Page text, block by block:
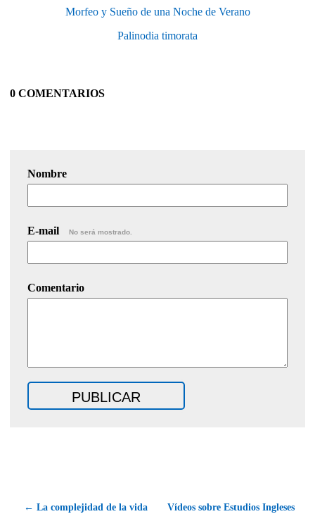
Morfeo y Sueño de una Noche de Verano
Palinodia timorata
0 COMENTARIOS
Nombre
E-mail No será mostrado.
Comentario
← La complejidad de la vida Vídeos sobre Estudios Ingleses